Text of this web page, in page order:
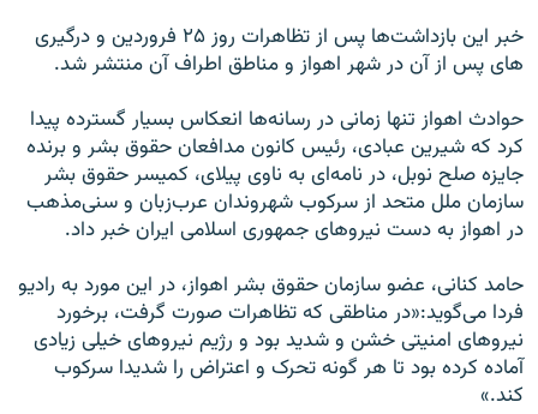
خبر اين بازداشت‌ها پس از تظاهرات روز ۲۵ فروردين و درگيری
های پس از آن در شهر اهواز و مناطق اطراف آن منتشر شد.
حوادث اهواز تنها زمانی در رسانه‌ها انعکاس بسیار گسترده پيدا
کرد که شيرين عبادی، رئيس کانون مدافعان حقوق بشر و برنده
جايزه صلح نوبل، در نامه‌ای به ناوی پيلای، کميسر حقوق بشر
سازمان ملل متحد از سرکوب شهروندان عرب‌زبان و سنی‌مذهب
در اهواز به دست نيروهای جمهوری اسلامی ايران خبر داد.
حامد کنانی، عضو سازمان حقوق بشر اهواز، در اين مورد به راديو
فردا می‌گويد:«در مناطقی که تظاهرات صورت گرفت، برخورد
نيروهای امنيتی خشن و شديد بود و رژيم نيروهای خيلی زيادی
آماده کرده بود تا هر گونه تحرک و اعتراض را شديدا سرکوب
کند.»